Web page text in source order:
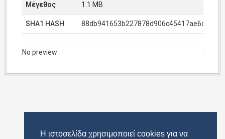
Η ιστοσελίδα χρησιμοποιεί cookies για να
Μέγεθος 1.1 MB
SHA1 HASH
No preview